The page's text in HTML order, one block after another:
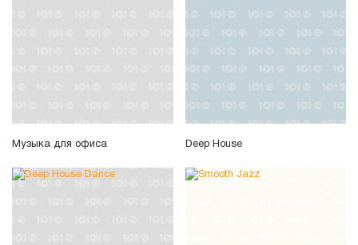
Музыка для офиса Deep House